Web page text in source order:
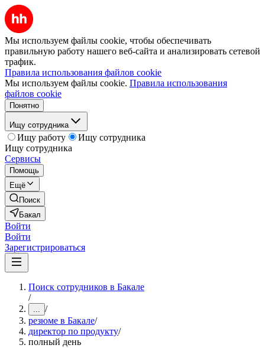
Мы используем файлы cookie, чтобы обеспечивать
правильную работу нашего веб-сайта и анализировать сетевой
трафик.
Правила использования файлов cookie
Мы используем файлы cookie. Правила использования
файлов cookie
Понятно
Ищу сотрудника
Ищу работу
Ищу сотрудника
Ищу сотрудника
Сервисы
Помощь
Ещё
Поиск
Бакал
Войти
Войти
Зарегистрироваться
Поиск сотрудников в Бакале
/
... /
резюме в Бакале/
директор по продукту/
полный день